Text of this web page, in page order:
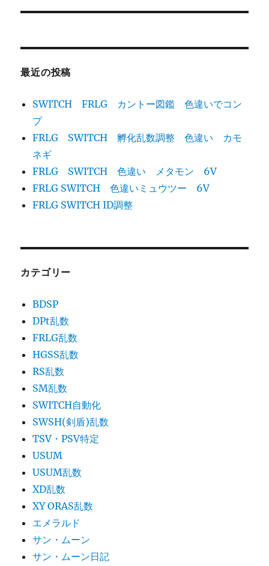
シ
ン
稿:
最近の投稿
SWITCH FRLG カントー図鑑 色違いでコン
プ
FRLG SWITCH 孵化乱数調整 色違い カモ
ネギ
FRLG SWITCH 色違い メタモン 6V
FRLG SWITCH 色違いミュウツー 6V
FRLG SWITCH ID調整
カテゴリー
BDSP
DPt乱数
FRLG乱数
HGSS乱数
RS乱数
SM乱数
SWITCH自動化
SWSH(剣盾)乱数
TSV・PSV特定
USUM
USUM乱数
XD乱数
XY ORAS乱数
エメラルド
サン・ムーン
サン・ムーン日記